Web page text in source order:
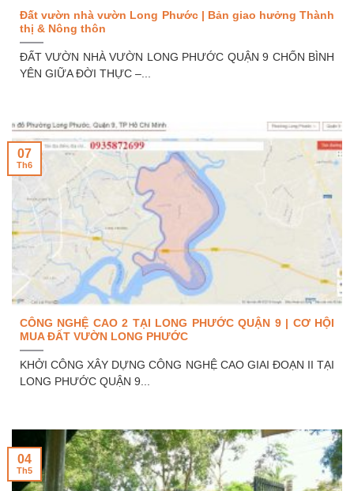
Đất vườn nhà vườn Long Phước | Bản giao hưởng Thành
thị & Nông thôn
ĐẤT VƯỜN NHÀ VƯỜN LONG PHƯỚC QUẬN 9 CHỐN BÌNH
YÊN GIỮA ĐỜI THỰC –...
CÔNG NGHỆ CAO 2 TẠI LONG PHƯỚC QUẬN 9 | CƠ HỘI
MUA ĐẤT VƯỜN LONG PHƯỚC
KHỞI CÔNG XÂY DỰNG CÔNG NGHỆ CAO GIAI ĐOẠN II TẠI
LONG PHƯỚC QUẬN 9...
07
Th6
04
Th5